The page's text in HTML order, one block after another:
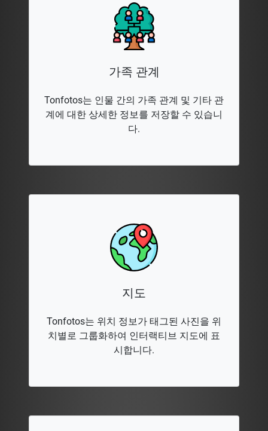
가족 관계
Tonfotos는 인물 간의 가족 관계 및 기타 관
계에 대한 상세한 정보를 저장할 수 있습니
다.
지도
Tonfotos는 위치 정보가 태그된 사진을 위
치별로 그룹화하여 인터랙티브 지도에 표
시합니다.